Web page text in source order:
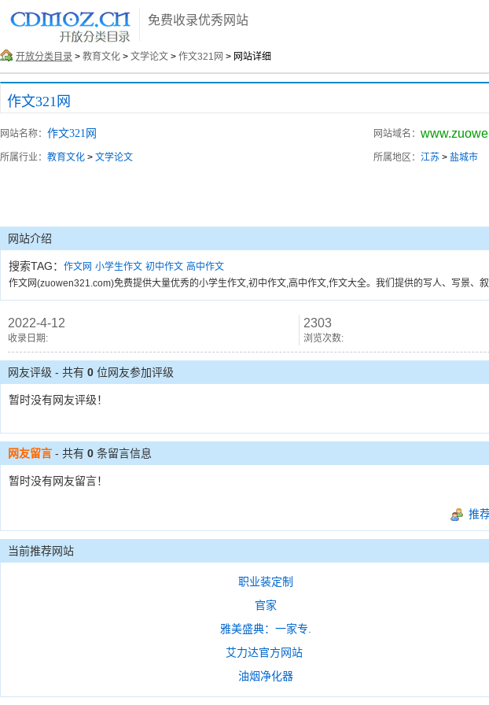
免费收录优秀网站
开放分类目录 > 教育文化 > 文学论文 > 作文321网 > 网站详细
作文321网
网站名称： 作文321网 网站域名：
所属行业： 教育文化 > 文学论文 所属地区： 江苏 > 盐城市
网站介绍
搜索TAG： 作文网 小学生作文 初中作文 高中作文
作文网(zuowen321.com)免费提供大量优秀的小学生作文,初中作文,高中作文,作文大全。我们提供的写人、写景
2022-4-12
收录日期:
2303
浏览次数:
网友评级 - 共有 0 位网友参加评级
暂时没有网友评级！
网友留言 - 共有 0 条留言信息
暂时没有网友留言！
推
当前推荐网站
职业装定制
官家
雅美盛典：一家专.
艾力达官方网站
油烟净化器